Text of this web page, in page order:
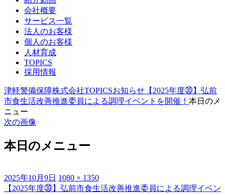
会社概要
サービス一覧
法人のお客様
個人のお客様
人材育成
TOPICS
採用情報
津軽警備保障株式会社TOPICSお知らせ 【2025年度㉚】弘前
市食生活改善推進委員による調理イベントを開催！ 本日のメ
ニュー
次の画像
本日のメニュー
投
稿
2025年10月9日 フ
ル
1080 × 1350
投
【2025年度㉚】弘前市食生活改善推進委員による調理イベン